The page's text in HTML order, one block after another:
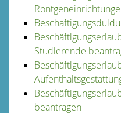
Studierende
beantragen